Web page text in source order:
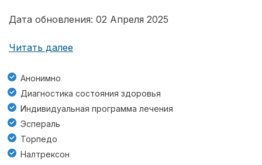
Дата обновления: 02 Апреля 2025
Читать далее
Анонимно
Диагностика состояния здоровья
Индивидуальная программа лечения
Эспераль
Торпедо
Налтрексон